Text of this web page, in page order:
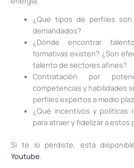
¿Qué tipos de perfiles
demandados?
¿Dónde encontrar
formativas existen? ¿Son
talento de sectores afines?
Contratación por
competencias y habilidades
perfiles expertos a medio
¿Qué incentivos y políticas
para atraer y fidelizar a estos
Si te lo perdiste, está
Youtube.